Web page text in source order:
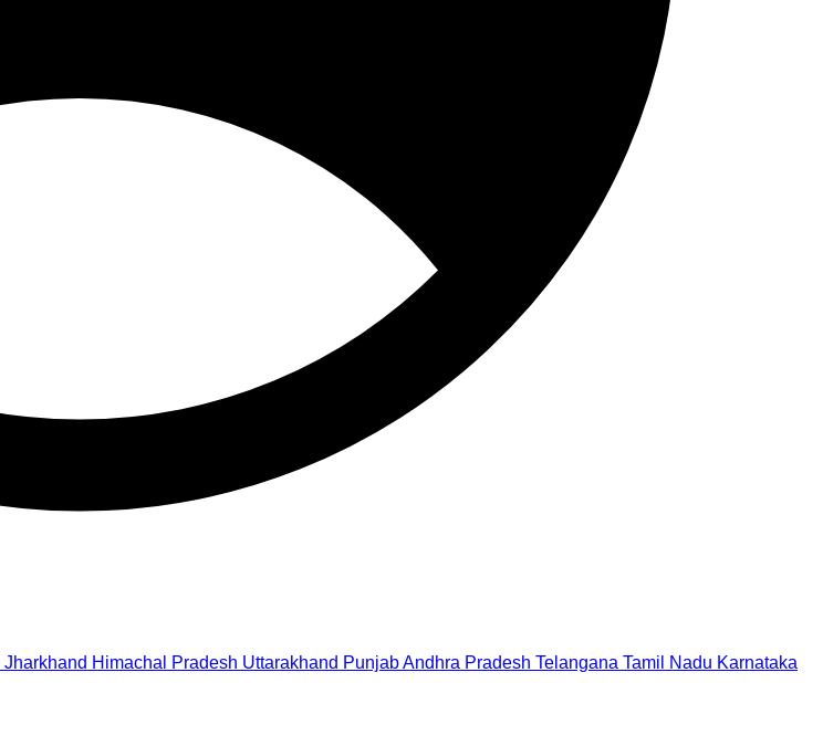
Jharkhand Himachal Pradesh Uttarakhand PunjabAndhra Pradesh Telangana Tamil Nadu Karnataka